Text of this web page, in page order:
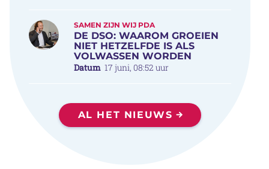
DE DSO: WAAROM GROEIEN
NIET HETZELFDE IS ALS
VOLWASSEN WORDEN
SAMEN ZIJN WIJ PDA
Datum 17 juni, 08:52 uur
AL HET NIEUWS